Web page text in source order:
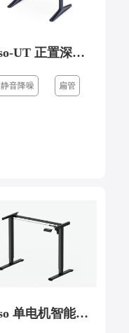
Eleso-UT 正置深蓝-铁架
静音降噪 扁管
Eleso 单电机智能升降桌